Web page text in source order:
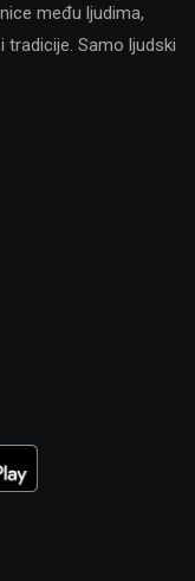
među ljudima,
tradicije. Samo ljudski